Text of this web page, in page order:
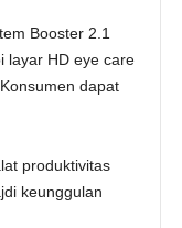
Booster 2.1
layar HD eye care
dapat
produktivitas
keunggulan